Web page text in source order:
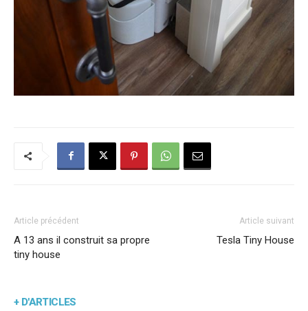
Article précédent
A 13 ans il construit sa propre
tiny house
Article suivant
Tesla Tiny House
+ D'ARTICLES